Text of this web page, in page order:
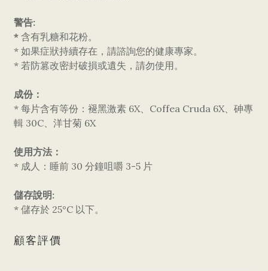
警告:
* 含有乳糖和花粉。
* 如果症狀持續存在，請諮詢您的健康專家。
* 若防篡改密封破損或遺失，請勿使用。
成份：
* 每片含有等份：褪黑激素 6X、Coffea Cruda 6X、砷專
輯 30C、洋甘菊 6X
使用方法：
* 成人：睡前 30 分鐘咀嚼 3-5 片
儲存說明:
* 儲存於 25°C 以下。
顧客評價